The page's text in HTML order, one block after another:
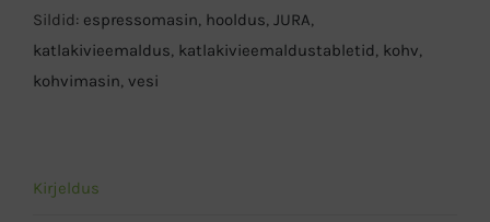
Sildid: espressomasin, hooldus, JURA,
katlakivieemaldus, katlakivieemaldustabletid, kohv,
kohvimasin, vesi
Kirjeldus